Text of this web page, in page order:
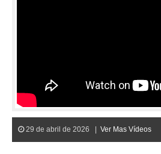
29 de abril de 2026 | Ver Mas Vídeos